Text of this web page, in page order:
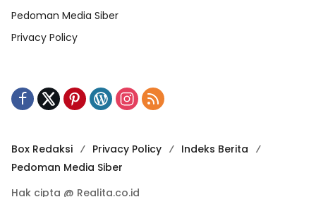
Pedoman Media Siber
Privacy Policy
Box Redaksi Privacy Policy
Indeks Berita
Pedoman Media Siber
Hak cipta @ Realita.co.id